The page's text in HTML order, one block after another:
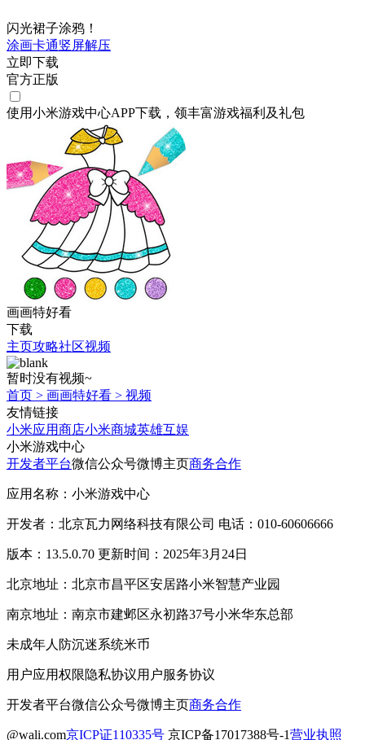
闪光裙子涂鸦！
涂画卡通竖屏解压
立即下载
官方正版
使用小米游戏中心APP下载 ，领丰富游戏福利 及礼包
画画特好看
下载
主页攻略社区视频
暂时没有视频~
首页 > 画画特好看 > 视频
友情链接
小米应用商店小米商城英雄互娱
小米游戏中心
开发者平台微信公众号微博主页商务合作
应用名称：小米游戏中心
开发者：北京瓦力网络科技有限公司 电话：010-60606666
版本：13.5.0.70 更新时间：2025年3月24日
北京地址：北京市昌平区安居路小米智慧产业园
南京地址：南京市建邺区永初路37号小米华东总部
未成年人防沉迷系统米币
用户应用权限隐私协议用户服务协议
开发者平台微信公众号微博主页商务合作
@wali.com京ICP证110335号 京ICP备17017388号-1营业执照